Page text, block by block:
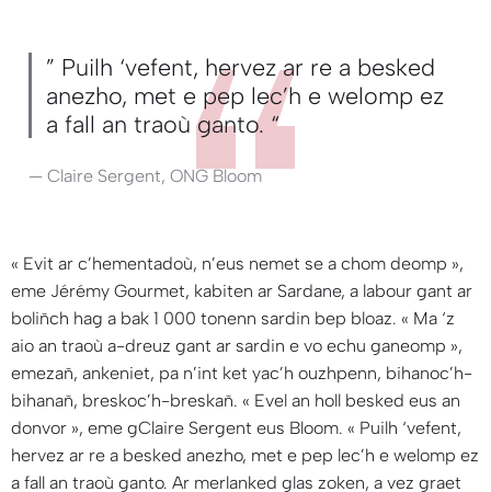
” Puilh ‘vefent, hervez ar re a besked
anezho, met e pep lec’h e welomp ez
a fall an traoù ganto. “
— Claire Sergent, ONG Bloom
« Evit ar c’hementadoù, n’eus nemet se a chom deomp »,
eme Jérémy Gourmet, kabiten ar Sardane, a labour gant ar
boliñch hag a bak 1 000 tonenn sardin bep bloaz. « Ma ‘z
aio an traoù a-dreuz gant ar sardin e vo echu ganeomp »,
emezañ, ankeniet, pa n’int ket yac’h ouzhpenn, bihanoc’h-
bihanañ, breskoc’h-breskañ. « Evel an holl besked eus an
donvor », eme gClaire Sergent eus Bloom. « Puilh ‘vefent,
hervez ar re a besked anezho, met e pep lec’h e welomp ez
a fall an traoù ganto. Ar merlanked glas zoken, a vez graet